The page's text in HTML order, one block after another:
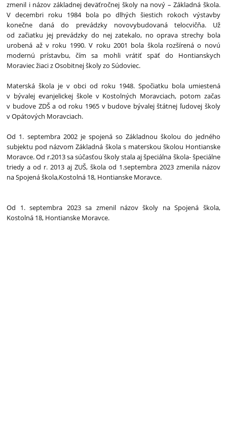
zmenil i názov základnej deväťročnej školy na nový – Základná škola.
V decembri roku 1984 bola po dlhých šiestich rokoch výstavby
konečne daná do prevádzky novovybudovaná telocvičňa. Už
od začiatku jej prevádzky do nej zatekalo, no oprava strechy bola
urobená až v roku 1990. V roku 2001 bola škola rozšírená o novú
modernú prístavbu, čím sa mohli vrátiť späť do Hontianskych
Moraviec žiaci z Osobitnej školy zo Súdoviec.
Materská škola je v obci od roku 1948. Spočiatku bola umiestená
v bývalej evanjelickej škole v Kostolných Moravciach, potom začas
v budove ZDŠ a od roku 1965 v budove bývalej štátnej ľudovej školy
v Opátových Moravciach.
Od 1. septembra 2002 je spojená so Základnou školou do jedného
subjektu pod názvom Základná škola s materskou školou Hontianske
Moravce. Od r.2013 sa súčasťou školy stala aj špeciálna škola- špeciálne
triedy a od r. 2013 aj ZUŠ, škola od 1.septembra 2023 zmenila názov
na Spojená škola,Kostolná 18, Hontianske Moravce.
Od 1. septembra 2023 sa zmenil názov školy na Spojená škola,
Kostolná 18, Hontianske Moravce.